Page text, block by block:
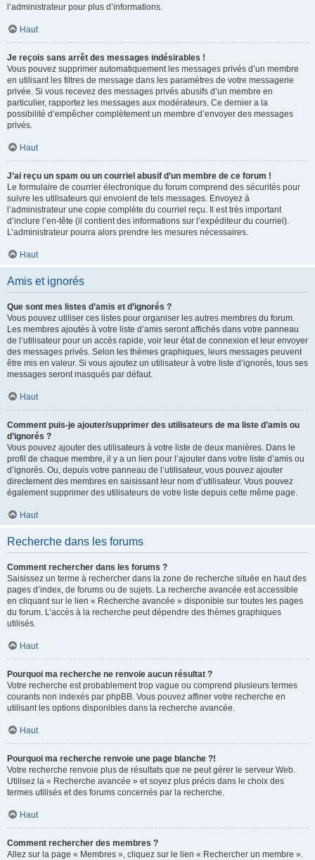
l’administrateur pour plus d’informations.
Haut
Je reçois sans arrêt des messages indésirables !
Vous pouvez supprimer automatiquement les messages privés d’un membre
en utilisant les filtres de message dans les paramètres de votre messagerie
privée. Si vous recevez des messages privés abusifs d’un membre en
particulier, rapportez les messages aux modérateurs. Ce dernier a la
possibilité d’empêcher complètement un membre d’envoyer des messages
privés.
Haut
J’ai reçu un spam ou un courriel abusif d’un membre de ce forum !
Le formulaire de courrier électronique du forum comprend des sécurités pour
suivre les utilisateurs qui envoient de tels messages. Envoyez à
l’administrateur une copie complète du courriel reçu. Il est très important
d’inclure l’en-tête (il contient des informations sur l’expéditeur du courriel).
L’administrateur pourra alors prendre les mesures nécessaires.
Haut
Amis et ignorés
Que sont mes listes d’amis et d’ignorés ?
Vous pouvez utiliser ces listes pour organiser les autres membres du forum.
Les membres ajoutés à votre liste d’amis seront affichés dans votre panneau
de l’utilisateur pour un accès rapide, voir leur état de connexion et leur envoyer
des messages privés. Selon les thèmes graphiques, leurs messages peuvent
être mis en valeur. Si vous ajoutez un utilisateur à votre liste d’ignorés, tous ses
messages seront masqués par défaut.
Haut
Comment puis-je ajouter/supprimer des utilisateurs de ma liste d’amis ou
d’ignorés ?
Vous pouvez ajouter des utilisateurs à votre liste de deux manières. Dans le
profil de chaque membre, il y a un lien pour l’ajouter dans votre liste d’amis ou
d’ignorés. Ou, depuis votre panneau de l’utilisateur, vous pouvez ajouter
directement des membres en saisissant leur nom d’utilisateur. Vous pouvez
également supprimer des utilisateurs de votre liste depuis cette même page.
Haut
Recherche dans les forums
Comment rechercher dans les forums ?
Saisissez un terme à rechercher dans la zone de recherche située en haut des
pages d’index, de forums ou de sujets. La recherche avancée est accessible
en cliquant sur le lien « Recherche avancée » disponible sur toutes les pages
du forum. L’accès à la recherche peut dépendre des thèmes graphiques
utilisés.
Haut
Pourquoi ma recherche ne renvoie aucun résultat ?
Votre recherche est probablement trop vague ou comprend plusieurs termes
courants non indexés par phpBB. Vous pouvez affiner votre recherche en
utilisant les options disponibles dans la recherche avancée.
Haut
Pourquoi ma recherche renvoie une page blanche ?!
Votre recherche renvoie plus de résultats que ne peut gérer le serveur Web.
Utilisez la « Recherche avancée » et soyez plus précis dans le choix des
termes utilisés et des forums concernés par la recherche.
Haut
Comment rechercher des membres ?
Allez sur la page « Membres », cliquez sur le lien « Rechercher un membre ».